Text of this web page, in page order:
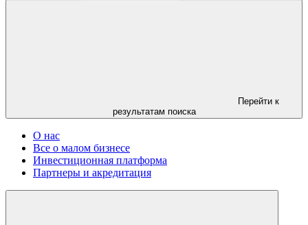
Перейти к
результатам поиска
О нас
Все о малом бизнесе
Инвестиционная платформа
Партнеры и акредитация